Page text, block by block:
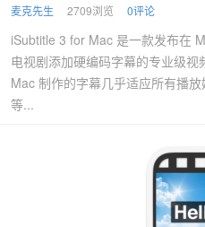
麦克先生 2709浏览 0评论
iSubtitle 3 for Mac 是一款发布在
电视剧添加硬编码字幕的专业级
Mac 制作的字幕几乎适应所有播
等...